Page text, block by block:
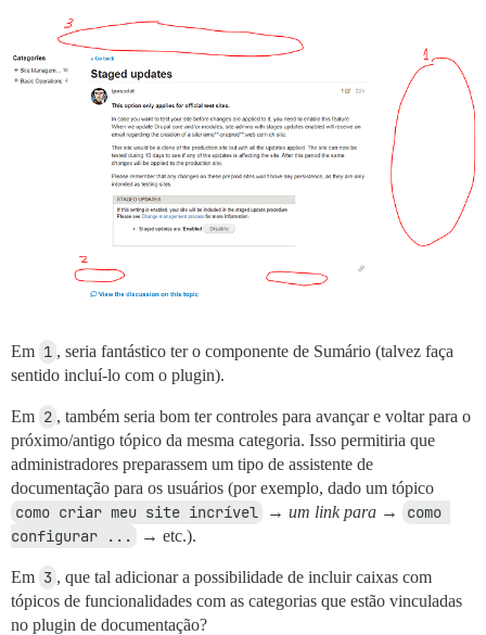
Em 1 , seria fantástico ter o componente de Sumário (talvez faça
sentido incluí-lo com o plugin).
Em 2 , também seria bom ter controles para avançar e voltar para o
próximo/antigo tópico da mesma categoria. Isso permitiria que
administradores preparassem um tipo de assistente de
documentação para os usuários (por exemplo, dado um tópico
como criar meu site incrível → um link para →
como
configurar ...
→ etc.).
Em 3 , que tal adicionar a possibilidade de incluir caixas com
tópicos de funcionalidades com as categorias que estão vinculadas
no plugin de documentação?